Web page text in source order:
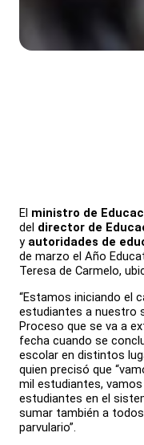
El ministro de
del director de
y autoridades de
de marzo el Año
Teresa de Carmelo,
“Estamos iniciando el
estudiantes a nuestro
Proceso que se va a
fecha cuando se
escolar en distintos
quien precisó que
mil estudiantes,
estudiantes en el
sumar también a
parvulario”.